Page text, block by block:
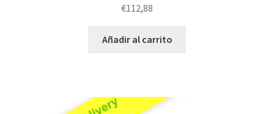
de 5
€112,88
Añadir al carrito